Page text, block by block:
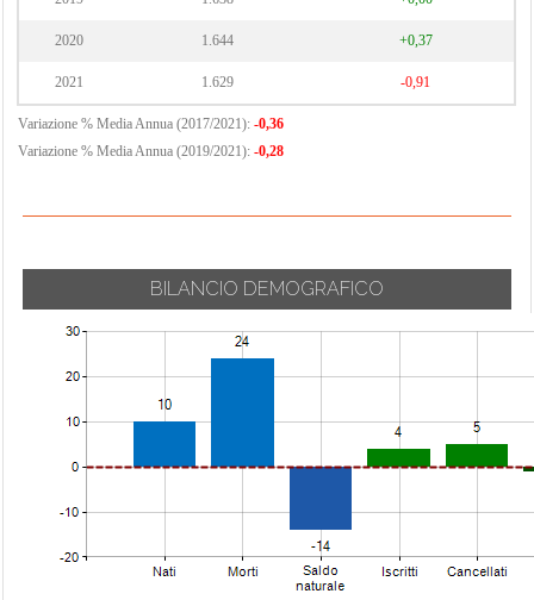
2020 1.644 +0,37
2021 1.629 -0,91
Variazione % Media Annua (2017/2021): -0,36
Variazione % Media Annua (2019/2021): -0,28
BILANCIO DEMOGRAFICO